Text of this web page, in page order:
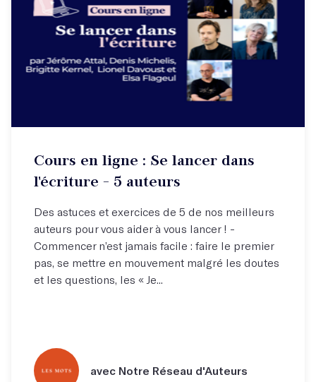
Cours en ligne : Se lancer dans
l'écriture - 5 auteurs
Des astuces et exercices de 5 de nos meilleurs
auteurs pour vous aider à vous lancer​​ ! -
Commencer n’est jamais facile : faire le premier
pas, se mettre en mouvement malgré les doutes
et les questions, les « Je...
avec Notre Réseau d'Auteurs